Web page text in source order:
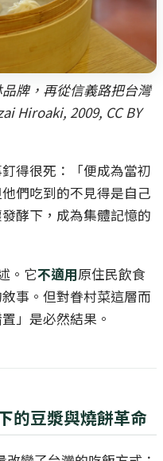
牌，再從信義路把台灣
Hiroaki, 2009, CC BY
得很死：「便成為當初
們吃到的不見得是自己
酵下，成為集體記憶的
。它不適用原住民飲食
事。但對眷村菜這層而
」是必然結果。
的豆漿與燒餅革命